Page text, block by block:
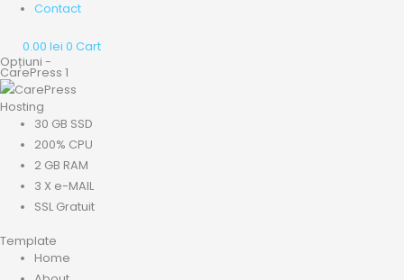
Contact
0.00 lei 0 Cart
Opțiuni -
CarePress 1
Hosting
30 GB SSD
200% CPU
2 GB RAM
3 X e-MAIL
SSL Gratuit
Template
Home
Cantitate
CarePress
1
Prețul
inițial
fost:
204.71 €.
Prețul
inițial
fost:
467.15 €.